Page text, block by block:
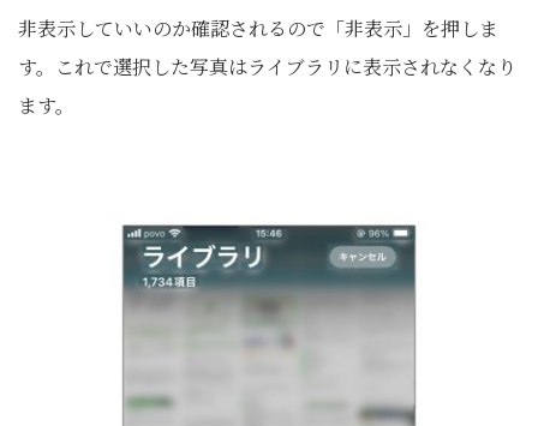
非表示していいのか確認されるので「非表示」を押しま
す。これで選択した写真はライブラリに表示されなくなり
ます。